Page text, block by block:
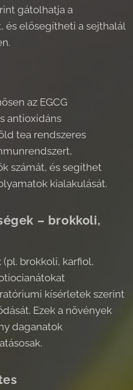
gátolhatja a
és elősegítheti a sejthalál
az EGCG
antioxidáns
tea rendszeres
számát, és segíthet
kialakulását.
– brokkoli,
brokkoli, karfiol,
kísérletek szerint
Ezek a növények
daganatok